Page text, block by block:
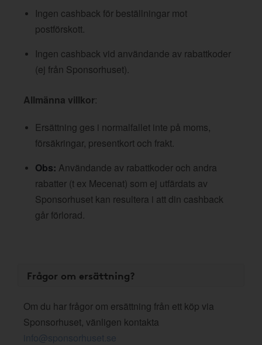
Ingen cashback för beställningar mot
postförskott.
Ingen cashback vid användande av rabattkoder
(ej från Sponsorhuset).
Allmänna villkor:
Ersättning ges i normalfallet inte på moms,
försäkringar, presentkort och frakt.
Obs: Användande av rabattkoder och andra
rabatter (t ex Mecenat) som ej utfärdats av
Sponsorhuset kan resultera i att din cashback
går förlorad.
Frågor om ersättning?
Om du har frågor om ersättning från ett köp via
Sponsorhuset, vänligen kontakta
info@sponsorhuset.se